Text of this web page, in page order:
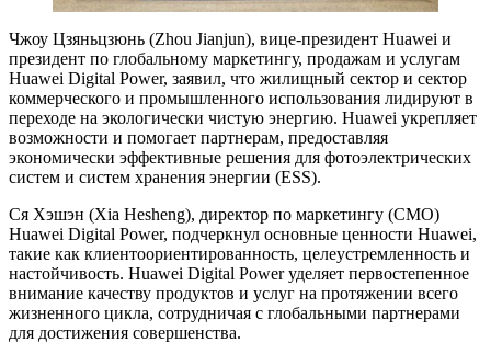
Чжоу Цзяньцзюнь (Zhou Jianjun), вице-президент Huawei и
президент по глобальному маркетингу, продажам и услугам
Huawei Digital Power, заявил, что жилищный сектор и сектор
коммерческого и промышленного использования лидируют в
переходе на экологически чистую энергию. Huawei укрепляет
возможности и помогает партнерам, предоставляя
экономически эффективные решения для фотоэлектрических
систем и систем хранения энергии (ESS).
Ся Хэшэн (Xia Hesheng), директор по маркетингу (CMO)
Huawei Digital Power, подчеркнул основные ценности Huawei,
такие как клиентоориентированность, целеустремленность и
настойчивость. Huawei Digital Power уделяет первостепенное
внимание качеству продуктов и услуг на протяжении всего
жизненного цикла, сотрудничая с глобальными партнерами
для достижения совершенства.